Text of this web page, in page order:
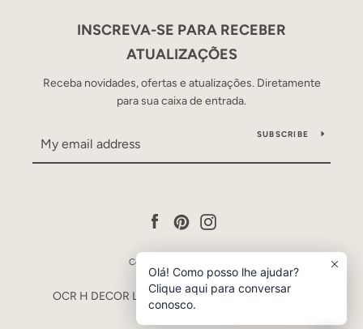
INSCREVA-SE PARA RECEBER
ATUALIZAÇÕES
Receba novidades, ofertas e atualizações. Diretamente
para sua caixa de entrada.
SUBSCRIBE
FacebookPinterest
Copyright © 2026,
Powered by Shopify
OCR H DECOR LTDA - CNPJ 53.840.446/0001-90
Olá! Como posso lhe ajudar?
Clique aqui para conversar
conosco.